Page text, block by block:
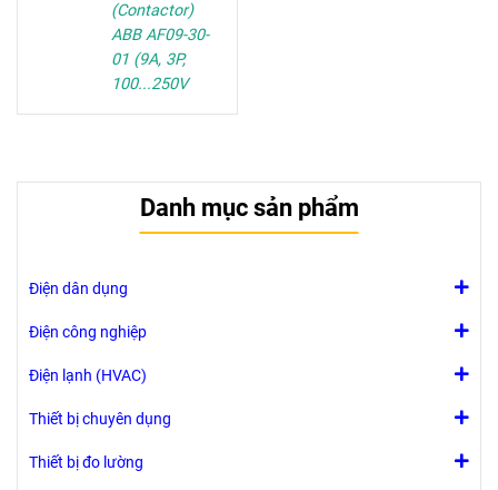
(Contactor)
ABB AF09-30-
01 (9A, 3P,
100...250V
Danh mục sản phẩm
Điện dân dụng
Điện công nghiệp
Điện lạnh (HVAC)
Thiết bị chuyên dụng
Thiết bị đo lường